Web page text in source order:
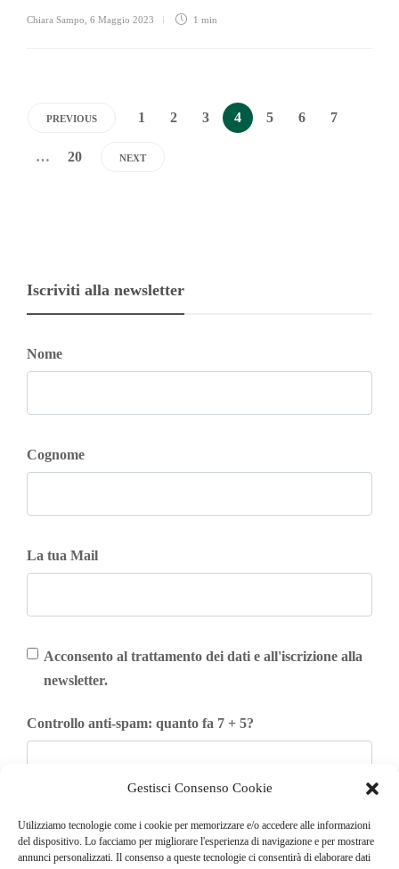
Gestisci Consenso Cookie
Utilizziamo tecnologie come i cookie per memorizzare e/o accedere alle informazioni
del dispositivo. Lo facciamo per migliorare l'esperienza di navigazione e per mostrare
annunci personalizzati. Il consenso a queste tecnologie ci consentirà di elaborare dati
Chiara Sampo 6 Maggio 2023 1 min
PREVIOUS 1 2 3 4 5 6 7
… 20 NEXT
Iscriviti alla newsletter
Nome
Cognome
La tua Mail
Acconsento al trattamento dei dati e all'iscrizione alla
newsletter.
Controllo anti-spam: quanto fa 7 + 5?
Iscriviti